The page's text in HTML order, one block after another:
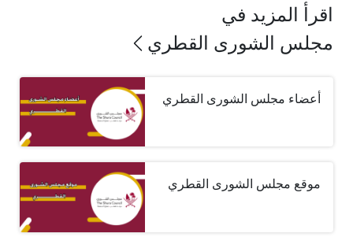
اقرأ المزيد في
مجلس الشورى القطري
أعضاء مجلس الشورى القطري
موقع مجلس الشورى القطري